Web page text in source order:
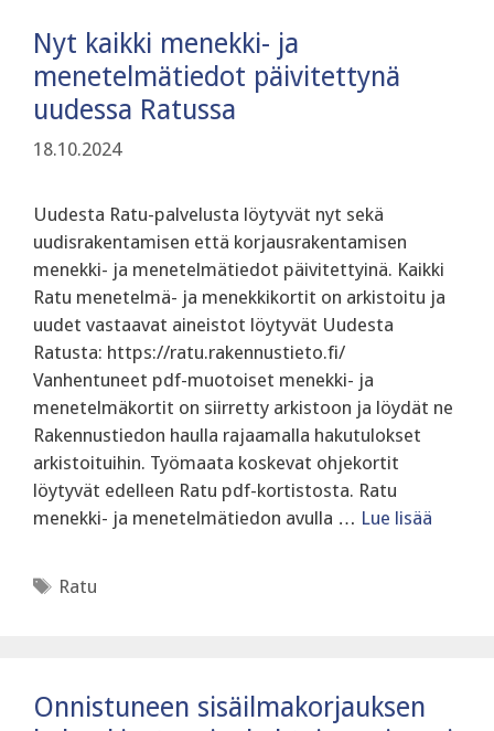
Nyt kaikki menekki- ja
menetelmätiedot päivitettynä
uudessa Ratussa
18.10.2024
Uudesta Ratu-palvelusta löytyvät nyt sekä
uudisrakentamisen että korjausrakentamisen
menekki- ja menetelmätiedot päivitettyinä. Kaikki
Ratu menetelmä- ja menekkikortit on arkistoitu ja
uudet vastaavat aineistot löytyvät Uudesta
Ratusta: https://ratu.rakennustieto.fi/
Vanhentuneet pdf-muotoiset menekki- ja
menetelmäkortit on siirretty arkistoon ja löydät ne
Rakennustiedon haulla rajaamalla hakutulokset
arkistoituihin. Työmaata koskevat ohjekortit
löytyvät edelleen Ratu pdf-kortistosta. Ratu
menekki- ja menetelmätiedon avulla … Lue lisää
Avainsanat
Ratu
Onnistuneen sisäilmakorjauksen